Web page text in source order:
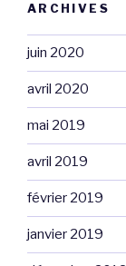
ARCHIVES
juin 2020
avril 2020
mai 2019
avril 2019
février 2019
janvier 2019